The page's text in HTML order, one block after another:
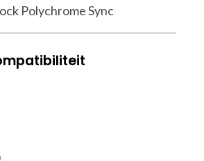
Polychrome Sync